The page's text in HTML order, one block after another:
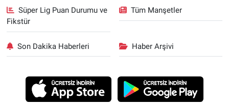
Süper Lig Puan Durumu ve
Fikstür
Tüm Manşetler
Son Dakika Haberleri Haber Arşivi